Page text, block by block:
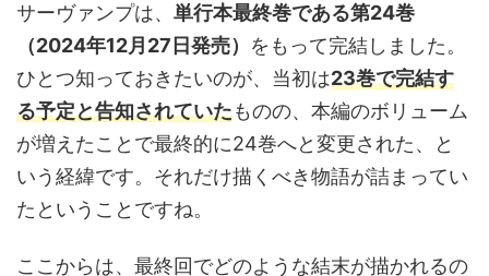
サーヴァンプは、 単行本最終巻である第24巻
（2024年12月27日発売） をもって完結しました。
ひとつ知っておきたいのが、当初は23巻で完結す
る予定と告知されていたものの、本編のボリューム
が増えたことで最終的に24巻へと変更された、と
いう経緯です。それだけ描くべき物語が詰まってい
たということですね。
ここからは、最終回でどのような結末が描かれるの